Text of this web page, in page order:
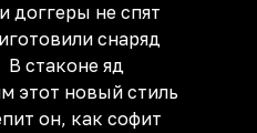
доггеры не спят
снаряд
В стаконе яд
этот новый стиль
он, как софит